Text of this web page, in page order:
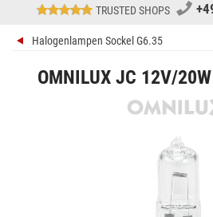
TRUSTED SHOPS
Halogenlampen Sockel G6.35
OMNILUX JC 12V/